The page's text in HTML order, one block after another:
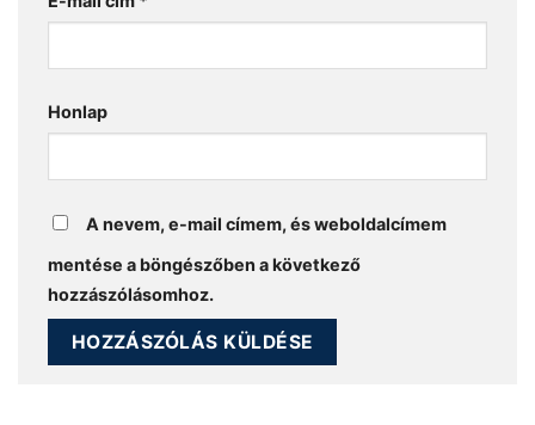
Honlap
A nevem, e-mail címem, és weboldalcímem
mentése a böngészőben a következő
hozzászólásomhoz.